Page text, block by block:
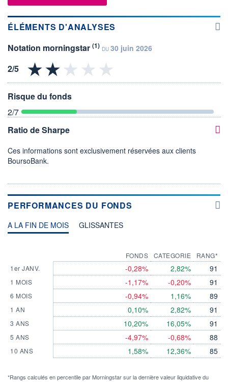
ÉLÉMENTS D'ANALYSES
Notation morningstar (1) DU 30 juin 2026
Risque du fonds
2/7
Ratio de Sharpe
Ces informations sont exclusivement réservées aux clients
BoursoBank.
PERFORMANCES DU FONDS
A LA FIN DE MOIS GLISSANTES
1er JANV.
1 MOIS
6 MOIS
1 AN
3 ANS
5 ANS
10 ANS
FONDS
-0,28%
-1,17%
-0,94%
0,10%
10,20%
-4,97%
1,58%
CATEGORIE
2,82%
-0,20%
1,16%
2,82%
16,05%
-0,68%
12,36%
RANG*
91
91
89
91
91
88
85
*Rangs calculés en percentile par Morningstar sur la dernière valeur liquidative du